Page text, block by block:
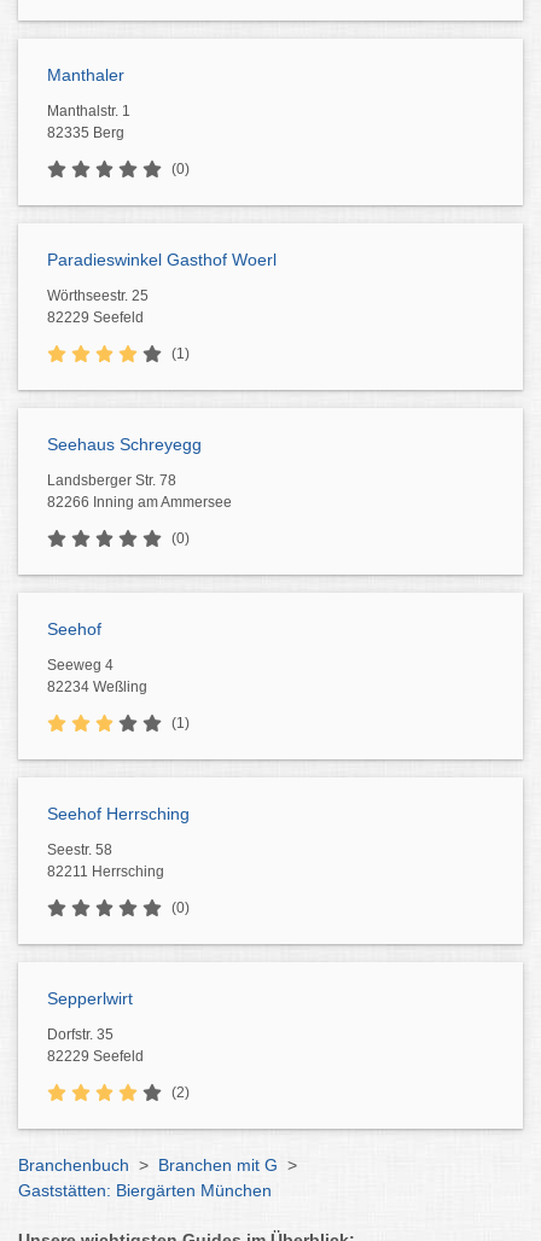
Manthaler
Manthalstr. 1
82335 Berg
(0)
Paradieswinkel Gasthof Woerl
Wörthseestr. 25
82229 Seefeld
(1)
Seehaus Schreyegg
Landsberger Str. 78
82266 Inning am Ammersee
(0)
Seehof
Seeweg 4
82234 Weßling
(1)
Seehof Herrsching
Seestr. 58
82211 Herrsching
(0)
Sepperlwirt
Dorfstr. 35
82229 Seefeld
(2)
Branchenbuch > Branchen mit G >
Gaststätten: Biergärten München